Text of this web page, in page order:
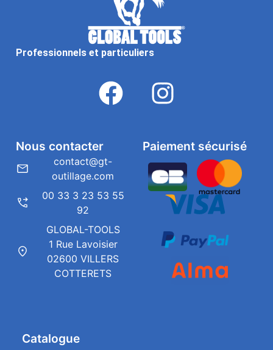
Professionnels et particuliers
Catalogue
Paiement sécurisé
Nous contacter
contact@gt-
outillage.com
00 33 3 23 53 55
92
GLOBAL-TOOLS
1 Rue Lavoisier
02600 VILLERS
COTTERETS